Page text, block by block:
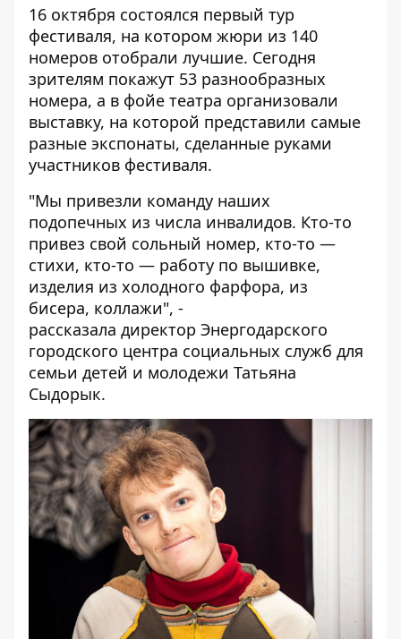
16 октября состоялся первый тур
фестиваля, на котором жюри из 140
номеров отобрали лучшие. Сегодня
зрителям покажут 53 разнообразных
номера, а в фойе театра организовали
выставку, на которой представили самые
разные экспонаты, сделанные руками
участников фестиваля.
"Мы привезли команду наших
подопечных из числа инвалидов. Кто-то
привез свой сольный номер, кто-то —
стихи, кто-то — работу по вышивке,
изделия из холодного фарфора, из
бисера, коллажи", -
рассказала директор Энергодарского
городского центра социальных служб для
семьи детей и молодежи Татьяна
Сыдорык.